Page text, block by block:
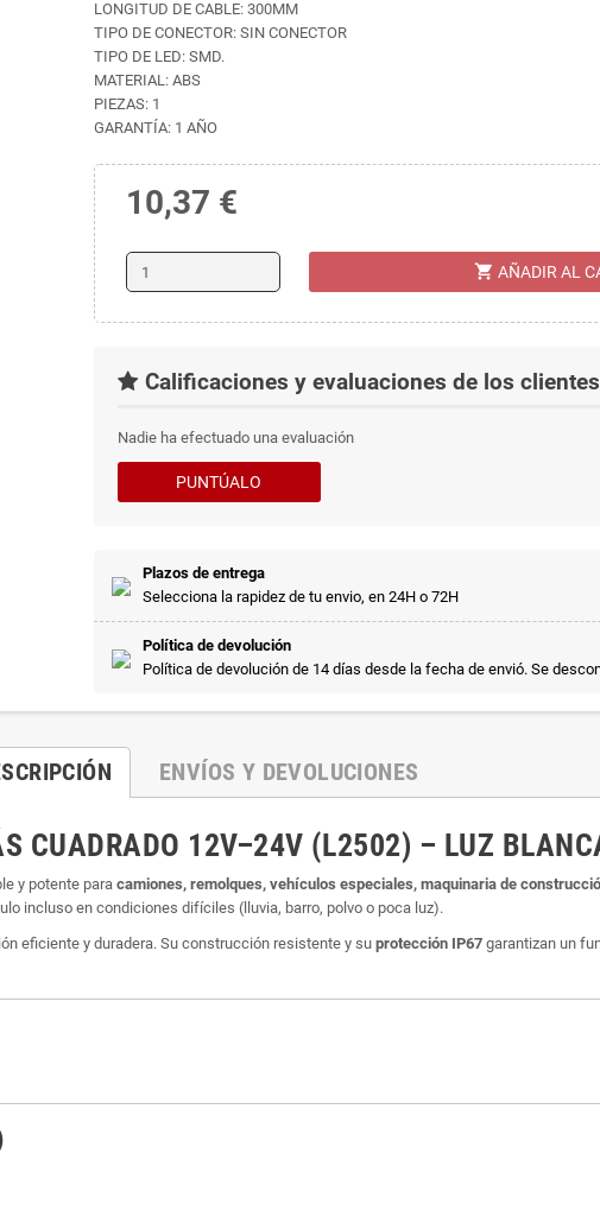
LONGITUD DE CABLE: 300MM
TIPO DE CONECTOR: SIN CONECTOR
TIPO DE LED: SMD.
MATERIAL: ABS
PIEZAS: 1
GARANTÍA: 1 AÑO
10,37 €
shopping_cart AÑADIR AL
Calificaciones y evaluaciones de los clientes
Nadie ha efectuado una evaluación
PUNTÚALO
Plazos de entrega
Selecciona la rapidez de tu envio, en 24H o 72H
Política de devolución
Política de devolución de 14 días desde la fecha de envió. Se
ENVÍOS Y DEVOLUCIONES
CUADRADO 12V–24V (L2502) – LUZ
y potente para camiones, remolques, vehículos especiales, maquinaria de
incluso en condiciones difíciles (lluvia, barro, polvo o poca luz).
eficiente y duradera. Su construcción resistente y su protección IP67 garantizan un